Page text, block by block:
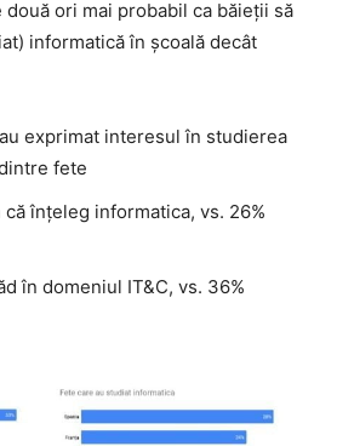
două ori mai probabil ca băieții să
informatică în școală decât
exprimat interesul în studierea
fete
înțeleg informatica, vs. 26%
în domeniul IT&C, vs. 36%